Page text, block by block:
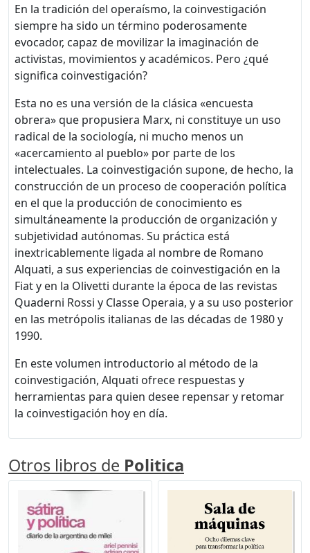
En la tradición del operaísmo, la coinvestigación
siempre ha sido un término poderosamente
evocador, capaz de movilizar la imaginación de
activistas, movimientos y académicos. Pero ¿qué
significa coinvestigación?
Esta no es una versión de la clásica «encuesta
obrera» que propusiera Marx, ni constituye un uso
radical de la sociología, ni mucho menos un
«acercamiento al pueblo» por parte de los
intelectuales. La coinvestigación supone, de hecho, la
construcción de un proceso de cooperación política
en el que la producción de conocimiento es
simultáneamente la producción de organización y
subjetividad autónomas. Su práctica está
inextricablemente ligada al nombre de Romano
Alquati, a sus experiencias de coinvestigación en la
Fiat y en la Olivetti durante la época de las revistas
Quaderni Rossi y Classe Operaia, y a su uso posterior
en las metrópolis italianas de las décadas de 1980 y
1990.
En este volumen introductorio al método de la
coinvestigación, Alquati ofrece respuestas y
herramientas para quien desee repensar y retomar
la coinvestigación hoy en día.
Otros libros de Politica